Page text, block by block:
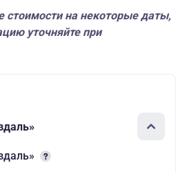
на некоторые даты,
уточняйте при